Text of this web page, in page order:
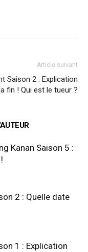
Article suivant
Saison 2 : Explication
fin ! Qui est le tueur ?
Kanan Saison 5 :
2 : Quelle date
1 : Explication